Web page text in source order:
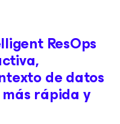
ResOps
de datos
rápida y